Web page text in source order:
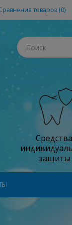
товаров (0)
Средства
защиты